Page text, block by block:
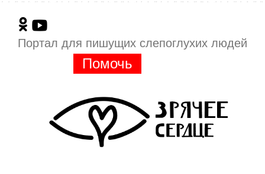
Портал для пишущих слепоглухих людей
Помочь